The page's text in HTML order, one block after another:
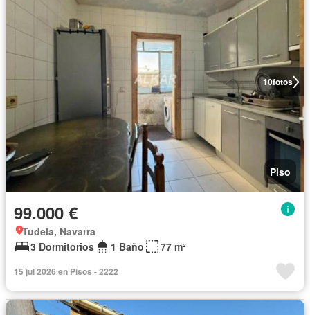
10fotos
Piso
99.000 €
Tudela, Navarra
3 Dormitorios
1 Baño 77 m²
15 jul 2026 en Pisos - 2222